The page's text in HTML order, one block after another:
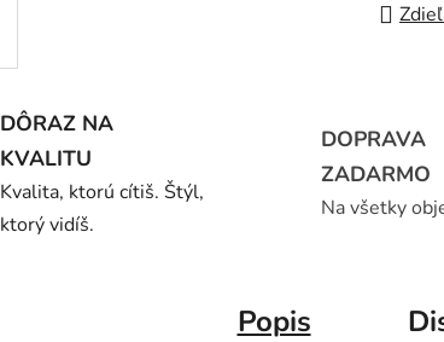
DÔRAZ NA
KVALITU
Kvalita, ktorú cítiš. Štýl,
ktorý vidíš.
DOPRAVA
ZADARMO
Na všetky
Popis